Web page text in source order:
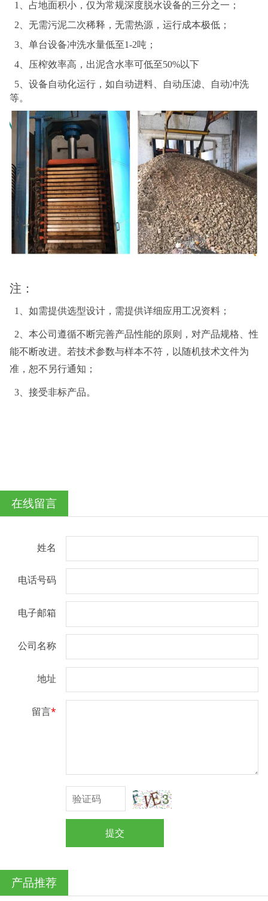
1、占地面积小，仅为常规深度脱水设备的三分之一；
2、无需污泥二次稀释，无需热源，运行成本极低；
3、单台设备冲洗水量低至1-2吨；
4、压榨效率高，出泥含水率可低至50%以下
5、设备自动化运行，如自动进料、自动压滤、自动冲洗
等。
注：
1、如需提供选型设计，需提供详细应用工况资料；
2、本公司遵循不断完善产品性能的原则，对产品规格、性
能不断改进。若技术参数与样本不符，以随机技术文件为
准，恕不另行通知；
3、接受非标产品。
在线留言
姓名
电话号码
电子邮箱
公司名称
地址
留言*
提交
产品推荐